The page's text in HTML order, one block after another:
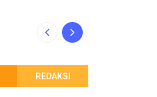
REDAKSI